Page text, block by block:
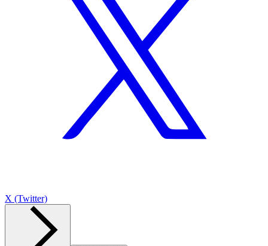
X (Twitter)